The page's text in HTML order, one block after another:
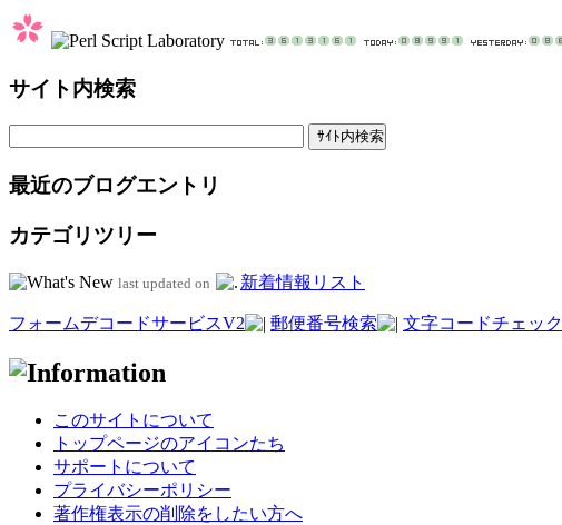
サイト内検索
最近のブログエントリ
カテゴリツリー
last updated on 新着情報リスト
フォームデコードサービスV2 郵便番号検索 文字コードチェック
このサイトについて
トップページのアイコンたち
サポートについて
プライバシーポリシー
著作権表示の削除をしたい方へ